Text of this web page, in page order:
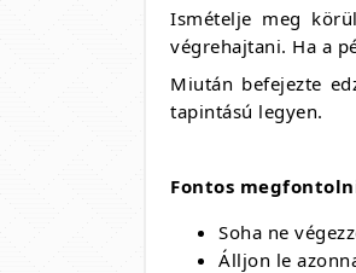
Ismételje meg
végrehajtani. Ha a
Miután befejezte
tapintású legyen.
Fontos
Soha ne
Álljon le